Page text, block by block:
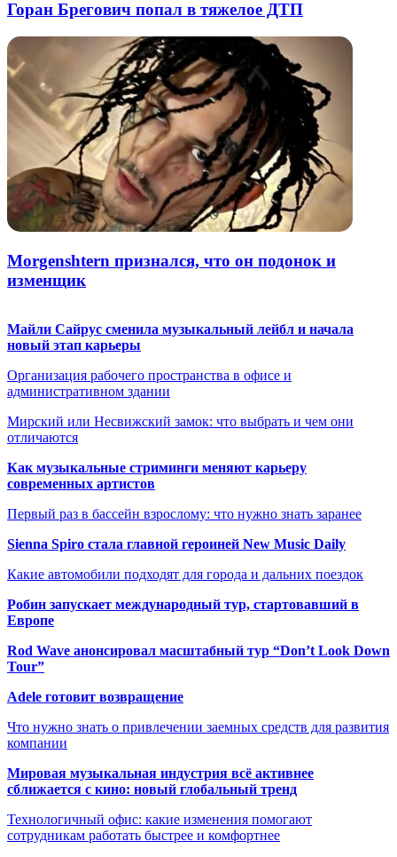
Горан Брегович попал в тяжелое ДТП
Morgenshtern признался, что он подонок и
изменщик
Майли Сайрус сменила музыкальный лейбл и начала
новый этап карьеры
Организация рабочего пространства в офисе и
административном здании
Мирский или Несвижский замок: что выбрать и чем они
отличаются
Как музыкальные стриминги меняют карьеру
современных артистов
Первый раз в бассейн взрослому: что нужно знать заранее
Sienna Spiro стала главной героиней New Music Daily
Какие автомобили подходят для города и дальних поездок
Робин запускает международный тур, стартовавший в
Европе
Rod Wave анонсировал масштабный тур “Don’t Look Down
Tour”
Adele готовит возвращение
Что нужно знать о привлечении заемных средств для развития
компании
Мировая музыкальная индустрия всё активнее
сближается с кино: новый глобальный тренд
Технологичный офис: какие изменения помогают
сотрудникам работать быстрее и комфортнее